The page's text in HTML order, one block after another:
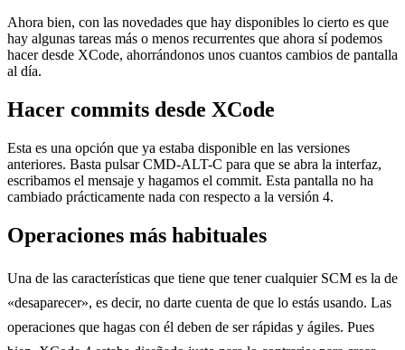
Ahora bien, con las novedades que hay disponibles lo cierto es que
hay algunas tareas más o menos recurrentes que ahora sí podemos
hacer desde XCode, ahorrándonos unos cuantos cambios de pantalla
al día.
Hacer commits desde XCode
Esta es una opción que ya estaba disponible en las versiones
anteriores. Basta pulsar CMD-ALT-C para que se abra la interfaz,
escribamos el mensaje y hagamos el commit. Esta pantalla no ha
cambiado prácticamente nada con respecto a la versión 4.
Operaciones más habituales
Una de las características que tiene que tener cualquier SCM es la de
«desaparecer», es decir, no darte cuenta de que lo estás usando. Las
operaciones que hagas con él deben de ser rápidas y ágiles. Pues